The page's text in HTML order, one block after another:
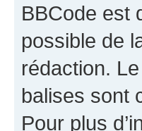
BBCode est
possible de
rédaction.
balises sont
Pour plus